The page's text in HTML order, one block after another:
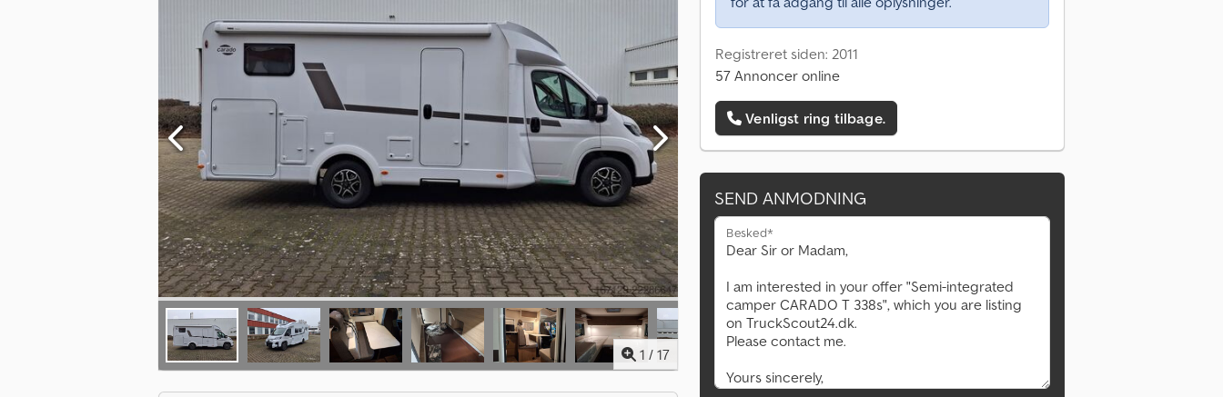
1 / 17
Registreret siden: 2011
57 Annoncer online
Venligst ring tilbage.
SEND ANMODNING
Besked*